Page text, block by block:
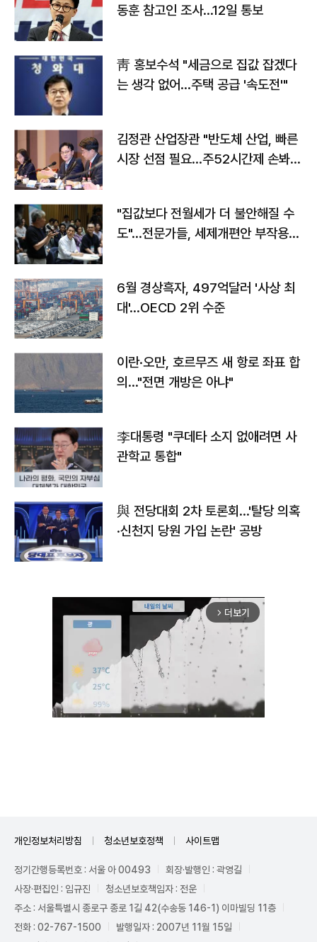
동훈 참고인 조사...12일 통보
靑 홍보수석 "세금으로 집값 잡겠다
는 생각 없어…주택 공급 '속도전'"
김정관 산업장관 "반도체 산업, 빠른
시장 선점 필요…주52시간제 손봐
"집값보다 전월세가 더 불안해질 수
도"…전문가들, 세제개편안 부작용
6월 경상흑자, 497억달러 '사상 최
대'…OECD 2위 수준
이란·오만, 호르무즈 새 항로 좌표 합
의…"전면 개방은 아냐"
李대통령 "쿠데타 소지 없애려면 사
관학교 통합"
與 전당대회 2차 토론회…'탈당 의혹
·신천지 당원 가입 논란' 공방
arrow_forward_ios 더보기
개인정보처리방침 청소년보호정책 사이트맵
정기간행등록번호 : 서울 아 00493
회장·발행인 : 곽영길
사장·편집인 : 임규진
청소년보호책임자 : 전운
주소 : 서울특별시 종로구 종로 1길 42(수송동 146-1) 이마빌딩 11층
전화 : 02-767-1500
발행일자 : 2007년 11월 15일